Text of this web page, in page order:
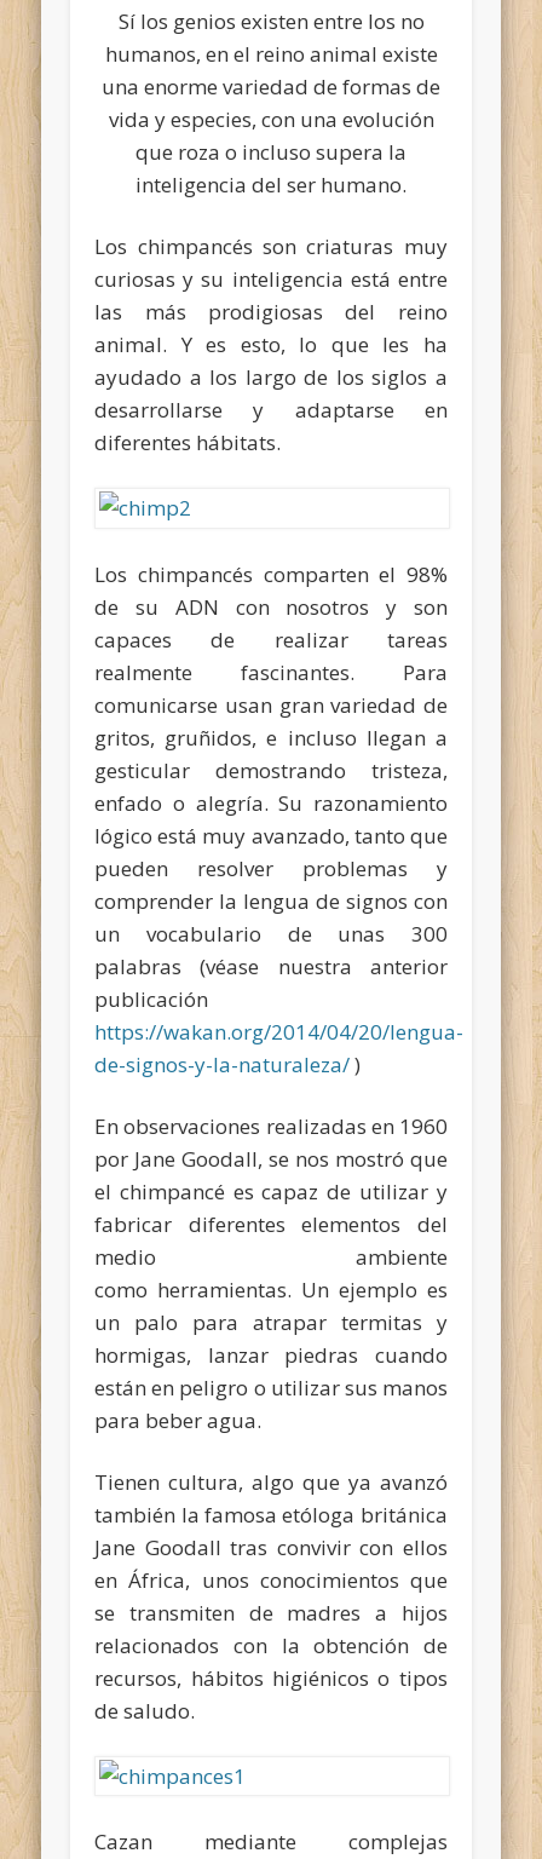
Sí los genios existen entre los no
humanos, en el reino animal existe
una enorme variedad de formas de
vida y especies, con una evolución
que roza o incluso supera la
inteligencia del ser humano.
Los chimpancés son criaturas muy
curiosas y su inteligencia está entre
las más prodigiosas del reino
animal. Y es esto, lo que les ha
ayudado a los largo de los siglos a
desarrollarse y adaptarse en
diferentes hábitats.
Los chimpancés comparten el 98%
de su ADN con nosotros y son
capaces de realizar tareas
realmente fascinantes. Para
comunicarse usan gran variedad de
gritos, gruñidos, e incluso llegan a
gesticular demostrando tristeza,
enfado o alegría. Su razonamiento
lógico está muy avanzado, tanto que
pueden resolver problemas y
comprender la lengua de signos con
un vocabulario de unas 300
palabras (véase nuestra anterior
publicación
https://wakan.org/2014/04/20/lengua-
de-signos-y-la-naturaleza/)
En observaciones realizadas en 1960
por Jane Goodall, se nos mostró que
el chimpancé es capaz de utilizar y
fabricar diferentes elementos del
medio ambiente
como herramientas. Un ejemplo es
un palo para atrapar termitas y
hormigas, lanzar piedras cuando
están en peligro o utilizar sus manos
para beber agua.
Tienen cultura, algo que ya avanzó
también la famosa etóloga británica
Jane Goodall tras convivir con ellos
en África, unos conocimientos que
se transmiten de madres a hijos
relacionados con la obtención de
recursos, hábitos higiénicos o tipos
de saludo.
Cazan mediante complejas